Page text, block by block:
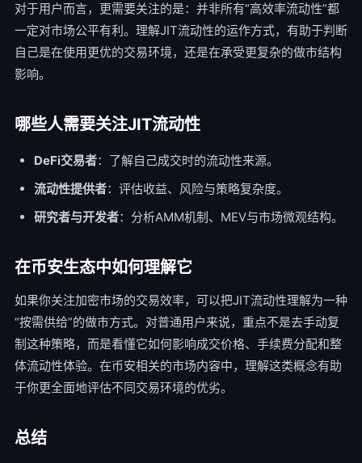
对于用户而言，更需要关注的是：并非所有“高效率流动性”都
一定对市场公平有利。理解JIT流动性的运作方式，有助于判断
自己是在使用更优的交易环境，还是在承受更复杂的做市结构
影响。
哪些人需要关注JIT流动性
DeFi交易者：了解自己成交时的流动性来源。
流动性提供者：评估收益、风险与策略复杂度。
研究者与开发者：分析AMM机制、MEV与市场微观结构。
在币安生态中如何理解它
如果你关注加密市场的交易效率，可以把JIT流动性理解为一种
“按需供给”的做市方式。对普通用户来说，重点不是去手动复
制这种策略，而是看懂它如何影响成交价格、手续费分配和整
体流动性体验。在币安相关的市场内容中，理解这类概念有助
于你更全面地评估不同交易环境的优劣。
总结